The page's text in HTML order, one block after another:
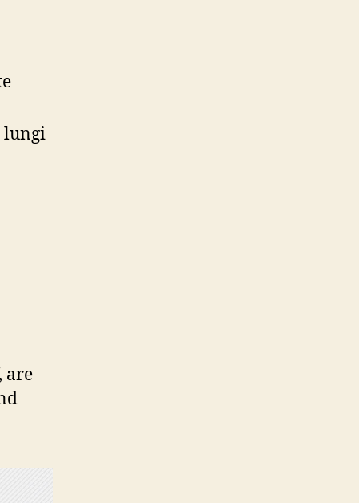
lungi
are